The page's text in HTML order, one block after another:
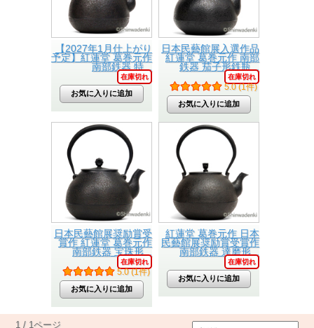
【2027年1月仕上がり
予定】紅蓮堂 葛巻元作
南部鉄器 特...
在庫切れ
日本民藝館展入選作品
紅蓮堂 葛巻元作 南部
鉄器 茄子形鉄瓶...
在庫切れ
5.0 (1件)
日本民藝館展奨励賞受
賞作 紅蓮堂 葛巻元作
南部鉄器 宝珠形...
在庫切れ
5.0 (1件)
紅蓮堂 葛巻元作 日本
民藝館展奨励賞受賞作
南部鉄器 達磨形...
在庫切れ
1 / 1ページ